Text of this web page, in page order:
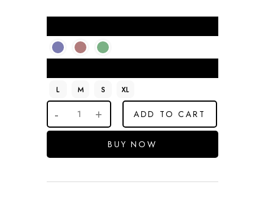
L M S XL
ADD TO CART
BUY NOW